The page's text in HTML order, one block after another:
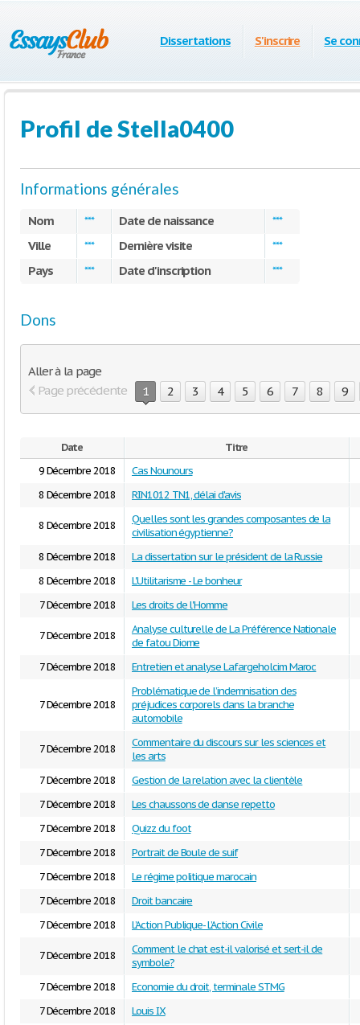
Dissertations S'inscrire Se
Profil de Stella0400
Informations générales
Nom *** Date de naissance ***
Ville *** Dernière visite ***
Pays *** Date d'inscription ***
Dons
Aller à la page
Page précédente
1 2 3 4 5 6 7 8 9
Date
Titre
9 Décembre 2018
Cas Nounours
8 Décembre 2018
RIN1012 TN1, délai d'avis
8 Décembre 2018
Quelles sont les grandes composantes de la
civilisation égyptienne?
8 Décembre 2018
La dissertation sur le président de la Russie
8 Décembre 2018
L'Utilitarisme - Le bonheur
7 Décembre 2018
Les droits de l'Homme
7 Décembre 2018
Analyse culturelle de La Préférence Nationale
de fatou Diome
7 Décembre 2018
Entretien et analyse Lafargeholcim Maroc
7 Décembre 2018
Problématique de l’indemnisation des
préjudices corporels dans la branche
automobile
7 Décembre 2018
Commentaire du discours sur les sciences et
les arts
7 Décembre 2018
Gestion de la relation avec la clientèle
7 Décembre 2018
Les chaussons de danse repetto
7 Décembre 2018
Quizz du foot
7 Décembre 2018
Portrait de Boule de suif
7 Décembre 2018
Le régime politique marocain
7 Décembre 2018
Droit bancaire
7 Décembre 2018
L’Action Publique- L’Action Civile
7 Décembre 2018
Comment le chat est-il valorisé et sert-il de
symbole?
7 Décembre 2018
Economie du droit, terminale STMG
7 Décembre 2018
Louis IX